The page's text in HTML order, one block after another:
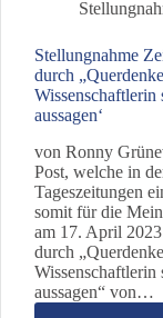
Stellungnahme
durch
Wissenschaftlerin
aussagen‘
von Ronny
Post, welche in
Tageszeitungen
somit für die
am 17. April
durch
Wissenschaftlerin
aussagen“ von…